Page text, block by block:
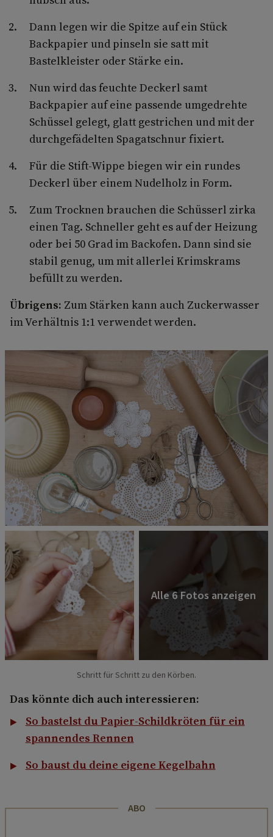
Dann legen wir die Spitze auf ein Stück
Backpapier und pinseln sie satt mit
Bastelkleister oder Stärke ein.
Nun wird das feuchte Deckerl samt
Backpapier auf eine passende umgedrehte
Schüssel gelegt, glatt gestrichen und mit der
durchgefädelten Spagatschnur fixiert.
Für die Stift-Wippe biegen wir ein rundes
Deckerl über einem Nudelholz in Form.
Zum Trocknen brauchen die Schüsserl zirka
einen Tag. Schneller geht es auf der Heizung
oder bei 50 Grad im Backofen. Dann sind sie
stabil genug, um mit allerlei Krimskrams
befüllt zu werden.
Übrigens: Zum Stärken kann auch Zuckerwasser
im Verhältnis 1:1 verwendet werden.
Schritt für Schritt zu den Körben.
Das könnte dich auch interessieren:
So bastelst du Papier-Schildkröten für ein
spannendes Rennen
So baust du deine eigene Kegelbahn
ABO